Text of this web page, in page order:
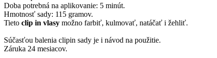
Doba potrebná na aplikovanie: 5 minút.
Hmotnosť sady: 115 gramov.
Tieto clip in vlasy možno farbiť, kulmovať, natáčať i žehliť.
Súčasťou balenia clipin sady je i návod na použitie.
Záruka 24 mesiacov.